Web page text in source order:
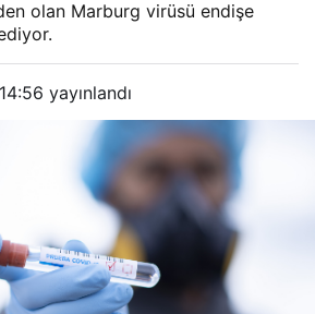
olan Marburg virüsü endişe
yayınlandı